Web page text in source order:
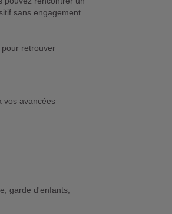
sans engagement
retrouver
vos avancées
garde d'enfants,